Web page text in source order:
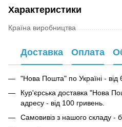
Характеристики
Країна виробництва
Доставка Оплата
"Нова Пошта" по Україні - від
Кур'єрська доставка "Нова
адресу - від 100 гривень.
Самовивіз з нашого складу -